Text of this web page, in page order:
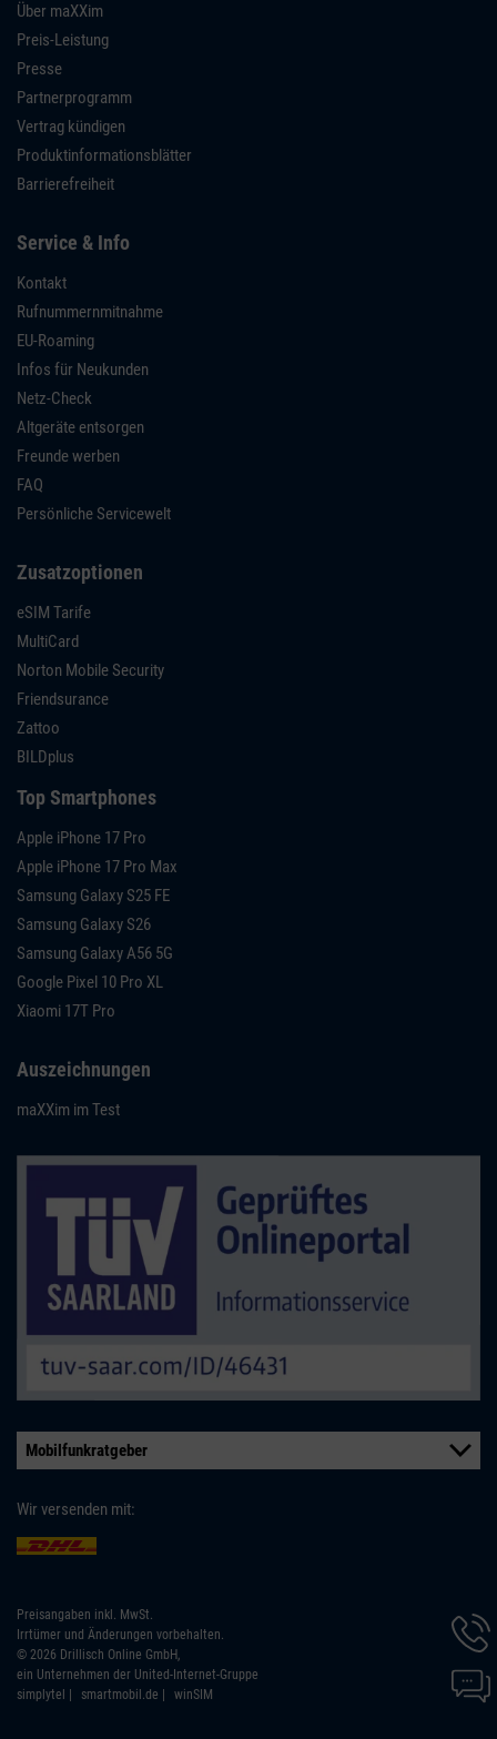
Über maXXim
Preis-Leistung
Presse
Partnerprogramm
Vertrag kündigen
Produktinformationsblätter
Barrierefreiheit
Service & Info
Kontakt
Rufnummernmitnahme
EU-Roaming
Infos für Neukunden
Netz-Check
Altgeräte entsorgen
Freunde werben
FAQ
Persönliche Servicewelt
Zusatzoptionen
eSIM Tarife
MultiCard
Norton Mobile Security
Friendsurance
Zattoo
BILDplus
Top Smartphones
Apple iPhone 17 Pro
Apple iPhone 17 Pro Max
Samsung Galaxy S25 FE
Samsung Galaxy S26
Samsung Galaxy A56 5G
Google Pixel 10 Pro XL
Xiaomi 17T Pro
Auszeichnungen
maXXim im Test
Mobilfunkratgeber
Wir versenden mit:
Preisangaben inkl. MwSt.
Irrtümer und Änderungen vorbehalten.
© 2026 Drillisch Online GmbH,
ein Unternehmen der United-Internet-Gruppe
simplytel
smartmobil.de winSIM
Chat-